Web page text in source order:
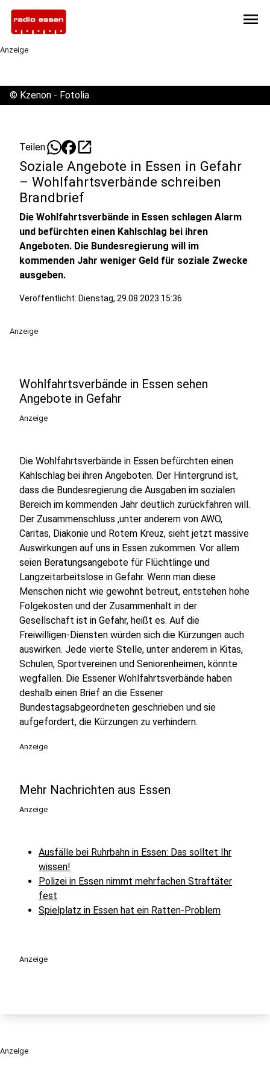
menu
Anzeige
© Kzenon - Fotolia
Teilen: open_in_new
Soziale Angebote in Essen in Gefahr
– Wohlfahrtsverbände schreiben
Brandbrief
Die Wohlfahrtsverbände in Essen schlagen Alarm
und befürchten einen Kahlschlag bei ihren
Angeboten. Die Bundesregierung will im
kommenden Jahr weniger Geld für soziale Zwecke
ausgeben.
Veröffentlicht: Dienstag, 29.08.2023 15:36
Anzeige
Wohlfahrtsverbände in Essen sehen
Angebote in Gefahr
Anzeige
Die Wohlfahrtsverbände in Essen befürchten einen
Kahlschlag bei ihren Angeboten. Der Hintergrund ist,
dass die Bundesregierung die Ausgaben im sozialen
Bereich im kommenden Jahr deutlich zurückfahren will.
Der Zusammenschluss ,unter anderem von AWO,
Caritas, Diakonie und Rotem Kreuz, sieht jetzt massive
Auswirkungen auf uns in Essen zukommen. Vor allem
seien Beratungsangebote für Flüchtlinge und
Langzeitarbeitslose in Gefahr. Wenn man diese
Menschen nicht wie gewohnt betreut, entstehen hohe
Folgekosten und der Zusammenhalt in der
Gesellschaft ist in Gefahr, heißt es. Auf die
Freiwilligen-Diensten würden sich die Kürzungen auch
auswirken. Jede vierte Stelle, unter anderem in Kitas,
Schulen, Sportvereinen und Seniorenheimen, könnte
wegfallen. Die Essener Wohlfahrtsverbände haben
deshalb einen Brief an die Essener
Bundestagsabgeordneten geschrieben und sie
aufgefordert, die Kürzungen zu verhindern.
Anzeige
Mehr Nachrichten aus Essen
Anzeige
Ausfälle bei Ruhrbahn in Essen: Das solltet Ihr
wissen!
Polizei in Essen nimmt mehrfachen Straftäter
fest
Spielplatz in Essen hat ein Ratten-Problem
Anzeige
Anzeige